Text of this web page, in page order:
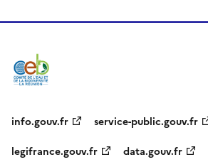
é
-
L
a
R
info.gouv.fr
service-public.gouv.fr
legifrance.gouv.fr
data.gouv.fr